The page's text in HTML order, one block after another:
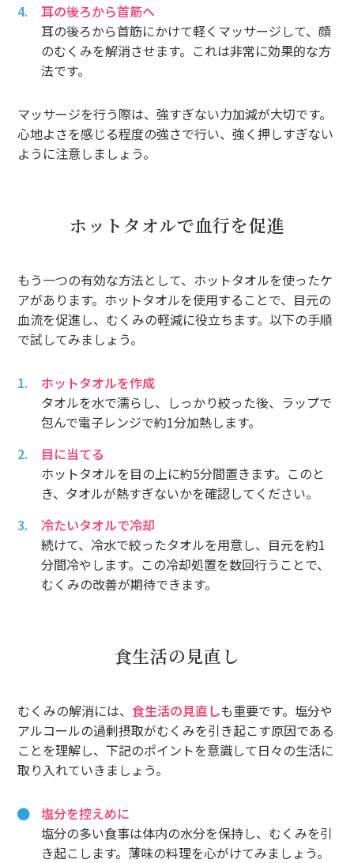
耳の後ろから首筋へ
耳の後ろから首筋にかけて軽くマッサージして、顔
のむくみを解消させます。これは非常に効果的な方
法です。
マッサージを行う際は、強すぎない力加減が大切です。
心地よさを感じる程度の強さで行い、強く押しすぎない
ように注意しましょう。
ホットタオルで血行を促進
もう一つの有効な方法として、ホットタオルを使ったケ
アがあります。ホットタオルを使用することで、目元の
血流を促進し、むくみの軽減に役立ちます。以下の手順
で試してみましょう。
ホットタオルを作成
タオルを水で濡らし、しっかり絞った後、ラップで
包んで電子レンジで約1分加熱します。
目に当てる
ホットタオルを目の上に約5分間置きます。このと
き、タオルが熱すぎないかを確認してください。
冷たいタオルで冷却
続けて、冷水で絞ったタオルを用意し、目元を約1
分間冷やします。この冷却処置を数回行うことで、
むくみの改善が期待できます。
食生活の見直し
むくみの解消には、食生活の見直しも重要です。塩分や
アルコールの過剰摂取がむくみを引き起こす原因である
ことを理解し、下記のポイントを意識して日々の生活に
取り入れていきましょう。
塩分を控えめに
塩分の多い食事は体内の水分を保持し、むくみを引
き起こします。薄味の料理を心がけてみましょう。